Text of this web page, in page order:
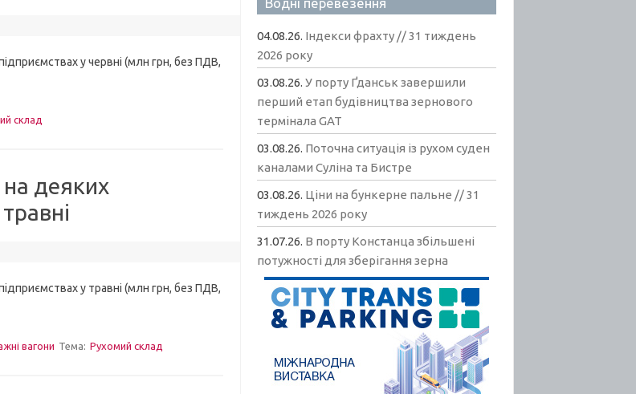
у червні (млн грн, без ПДВ,
склад
на деяких
у травні (млн грн, без ПДВ,
вагони Тема: Рухомий склад
04.08.26. Індекси фрахту // 31 тиждень
2026 року
03.08.26.У порту Ґданськ завершили
перший етап будівництва зернового
термінала GAT
03.08.26. Поточна ситуація із рухом суден
каналами Суліна та Бистре
03.08.26. Ціни на бункерне пальне // 31
тиждень 2026 року
31.07.26. В порту Констанца збільшені
потужності для зберігання зерна